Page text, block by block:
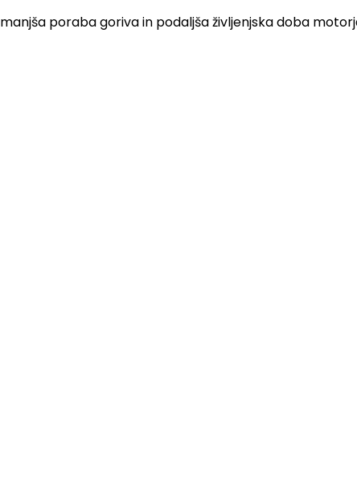
poraba goriva in podaljša življenjska doba